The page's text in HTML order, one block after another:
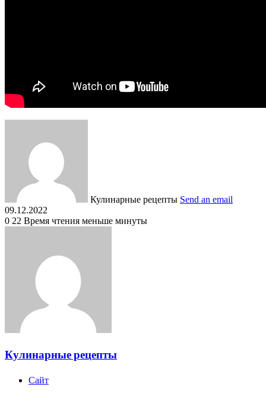
Кулинарные рецепты Send an email
09.12.2022
0 22 Время чтения меньше минуты
Кулинарные рецепты
Сайт